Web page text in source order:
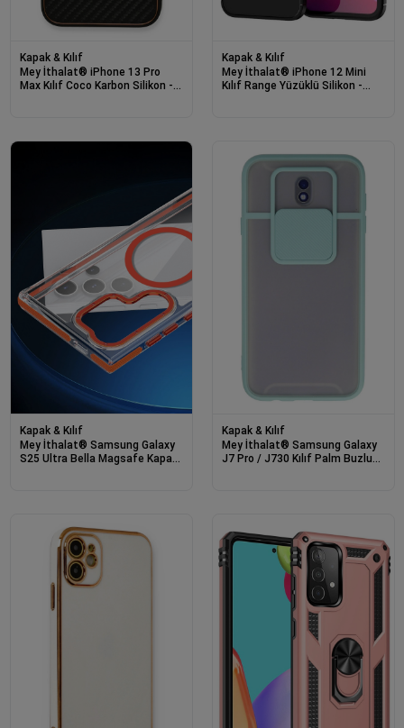
Kapak & Kılıf
Mey İthalat® iPhone 13 Pro
Max Kılıf Coco Karbon Silikon -
Kapak & Kılıf
Mey İthalat® iPhone 12 Mini
Kılıf Range Yüzüklü Silikon -
Kapak & Kılıf
Mey İthalat® Samsung Galaxy
S25 Ultra Bella Magsafe Kapak
Kapak & Kılıf
Mey İthalat® Samsung Galaxy
J7 Pro / J730 Kılıf Palm Buzlu